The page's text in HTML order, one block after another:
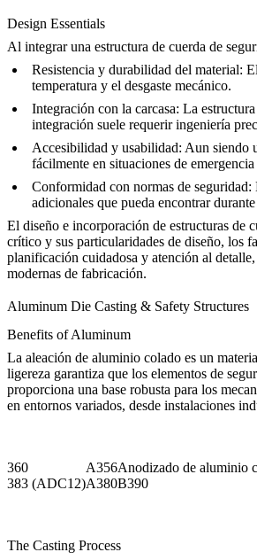
Design Essentials
Al integrar una estructura de cuerda de
Resistencia y durabilidad del material:
temperatura y el desgaste mecánico.
Integración con la carcasa: La
integración suele requerir ingeniería
Accesibilidad y usabilidad: Aun siendo
fácilmente en situaciones de
Conformidad con normas de seguridad:
adicionales que pueda encontrar
El diseño e incorporación de estructuras de
crítico y sus particularidades de diseño, los
planificación cuidadosa y atención al
modernas de fabricación.
Aluminum Die Casting & Safety Structures
Benefits of Aluminum
La aleación de aluminio colado es un
ligereza garantiza que los elementos de
proporciona una base robusta para los
en entornos variados, desde instalaciones
360 A356Anodizado de aluminio
383 (ADC12)A380B390
The Casting Process